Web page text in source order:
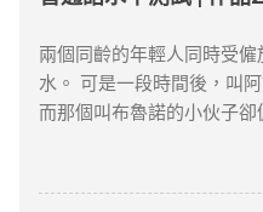
你也可以检查本地网络设
：一些流媒体平台会检测
现这种情况，尝试更换不
Netflix的VPN服务。 连接速
器，或者选择具有更高速
国外的网站和应用都受到
：自雇者需提交商業登記
公司實際運營。 年收入門
幣，方能符合「合理規模業
校，可作為續簽的輔助證
誤區 1. 申請時間與材料準
極普通的一種樹，然而決
態，沒有屈曲盤旋的虯枝
美是專指“婆娑”或“橫斜逸
也不缺乏溫和，更不用提
的偉丈夫!當你在積雪初融
兩個同齡的年輕人同時受
水。 可是一段時間後，叫
而那個叫布魯諾的小伙子卻
了。老闆一邊耐心地聽著
樣向他解釋清楚他和阿諾德